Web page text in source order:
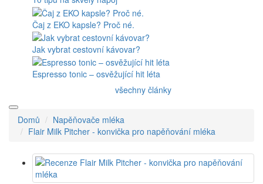
Čaj z EKO kapsle? Proč né.
Jak vybrat cestovní kávovar?
Espresso tonic – osvěžující hit léta
všechny články
Domů
Napěňovače mléka
Flair Milk Pitcher - konvička pro napěňování mléka